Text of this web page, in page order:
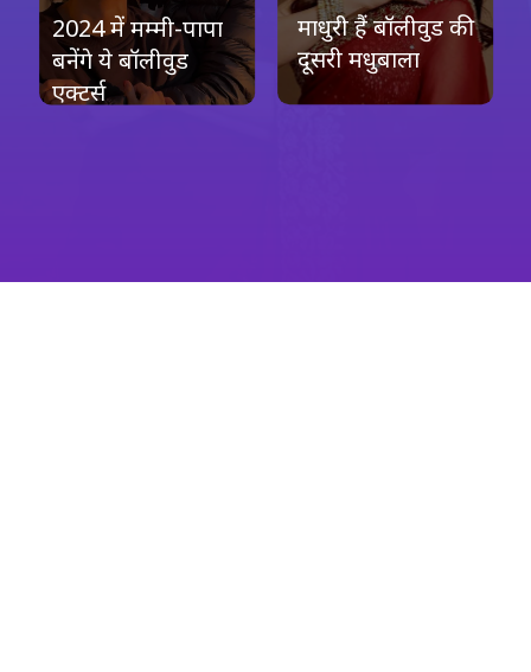
माधुरी हैं बॉलीवुड की
दूसरी मधुबाला
2024 में मम्मी-पापा
बनेंगे ये बॉलीवुड
एक्टर्स